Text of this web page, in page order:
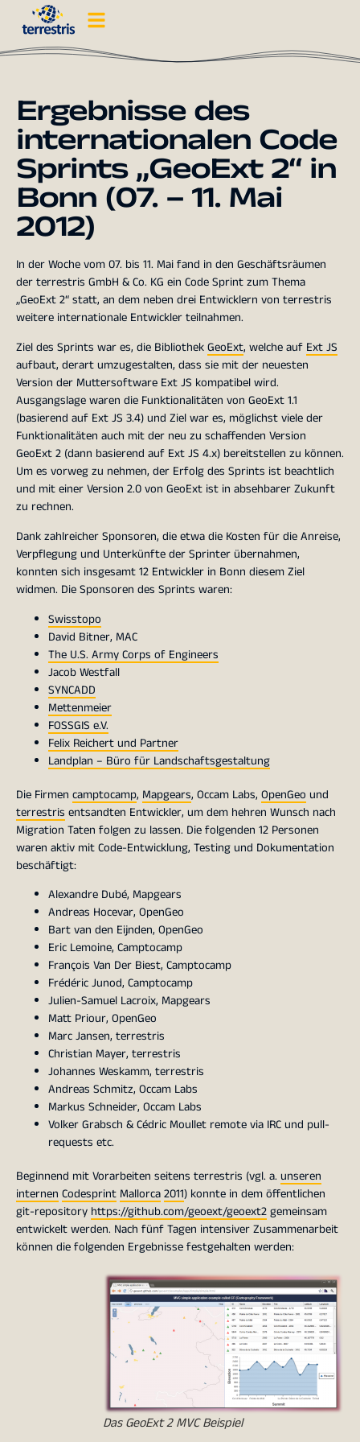
Ergebnisse des
internationalen Code
Sprints „GeoExt 2“ in
Bonn (07. – 11. Mai
2012)
In der Woche vom 07. bis 11. Mai fand in den Geschäftsräumen
der terrestris GmbH & Co. KG ein Code Sprint zum Thema
„GeoExt 2“ statt, an dem neben drei Entwicklern von terrestris
weitere internationale Entwickler teilnahmen.
Ziel des Sprints war es, die BibliothekGeoExt, welche auf Ext JS
aufbaut, derart umzugestalten, dass sie mit der neuesten
Version der Muttersoftware Ext JS kompatibel wird.
Ausgangslage waren die Funktionalitäten von GeoExt 1.1
(basierend auf Ext JS 3.4) und Ziel war es, möglichst viele der
Funktionalitäten auch mit der neu zu schaffenden Version
GeoExt 2 (dann basierend auf Ext JS 4.x) bereitstellen zu können.
Um es vorweg zu nehmen, der Erfolg des Sprints ist beachtlich
und mit einer Version 2.0 von GeoExt ist in absehbarer Zukunft
zu rechnen.
Dank zahlreicher Sponsoren, die etwa die Kosten für die Anreise,
Verpflegung und Unterkünfte der Sprinter übernahmen,
konnten sich insgesamt 12 Entwickler in Bonn diesem Ziel
widmen. Die Sponsoren des Sprints waren:
Swisstopo
David Bitner, MAC
The U.S. Army Corps of Engineers
Jacob Westfall
SYNCADD
Mettenmeier
FOSSGIS e.V.
Felix Reichert und Partner
Landplan – Büro für Landschaftsgestaltung
Die Firmen camptocamp, Mapgears, Occam Labs, OpenGeo und
terrestris entsandten Entwickler, um dem hehren Wunsch nach
Migration Taten folgen zu lassen. Die folgenden 12 Personen
waren aktiv mit Code-Entwicklung, Testing und Dokumentation
beschäftigt:
Alexandre Dubé, Mapgears
Andreas Hocevar, OpenGeo
Bart van den Eijnden, OpenGeo
Eric Lemoine, Camptocamp
François Van Der Biest, Camptocamp
Frédéric Junod, Camptocamp
Julien-Samuel Lacroix, Mapgears
Matt Priour, OpenGeo
Marc Jansen, terrestris
Christian Mayer, terrestris
Johannes Weskamm, terrestris
Andreas Schmitz, Occam Labs
Markus Schneider, Occam Labs
Volker Grabsch & Cédric Moullet remote via IRC und pull-
requests etc.
Beginnend mit Vorarbeiten seitens terrestris (vgl. a. unseren
internen Codesprint Mallorca2011) konnte in dem öffentlichen
git-repository https://github.com/geoext/geoext2gemeinsam
entwickelt werden. Nach fünf Tagen intensiver Zusammenarbeit
können die folgenden Ergebnisse festgehalten werden:
Das GeoExt 2 MVC Beispiel